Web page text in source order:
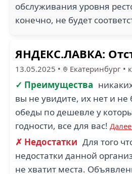
обслуживания уровня
конечно, не будет
ЯНДЕКС.ЛАВКА:
13.05.2025 • Екатеринбург •
✓ Преимущества
вы не увидите, их нет и не
обеды по дешевле у
годности, все для вас!
✗ Недостатки Для того
недостатки данной
не хватит места.